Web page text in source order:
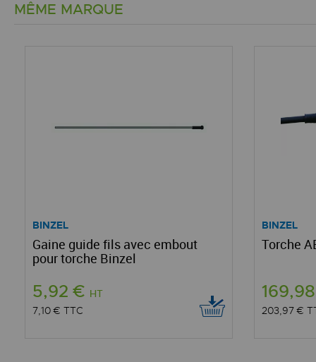
MÊME MARQUE
BINZEL
Gaine guide fils avec embout
pour torche Binzel
5,92 € HT
7,10 € TTC
BINZEL
Torche
203,97 €